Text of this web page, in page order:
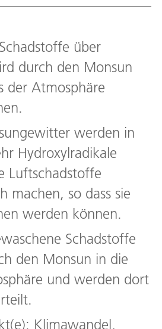
über
durch den Monsun
der Atmosphäre
werden in
Hydroxylradikale
Luftschadstoffe
machen, so dass sie
werden können.
Schadstoffe
den Monsun in die
und werden dort
Klimawandel,